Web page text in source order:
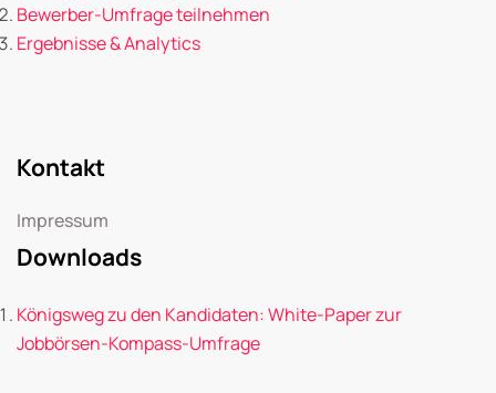
Bewerber-Umfrage teilnehmen
Ergebnisse & Analytics
Kontakt
Impressum
Downloads
Königsweg zu den Kandidaten: White-Paper zur
Jobbörsen-Kompass-Umfrage